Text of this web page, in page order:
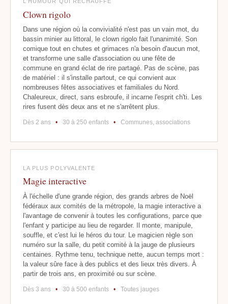
Clown rigolo
Dans une région où la convivialité n'est pas un vain mot, du
bassin minier au littoral, le clown rigolo fait l'unanimité. Son
comique tout en chutes et grimaces n'a besoin d'aucun mot,
et transforme une salle d'association ou une fête de
commune en grand éclat de rire partagé. Pas de scène, pas
de matériel : il s'installe partout, ce qui convient aux
nombreuses fêtes associatives et familiales du Nord.
Chaleureux, direct, sans esbroufe, il incarne l'esprit ch'ti. Les
rires fusent dès deux ans et ne s'arrêtent plus.
Dès 2 ans • 30 à 250 enfants • Communes, associations
LA PLUS POLYVALENTE
Magie interactive
À l'échelle d'une grande région, des grands arbres de Noël
fédéraux aux comités de la métropole, la magie interactive a
l'avantage de convenir à toutes les configurations, parce que
l'enfant y participe au lieu de regarder. Il monte, manipule,
souffle, et c'est lui le héros du tour. Le magicien règle son
numéro sur la salle, du petit comité à la jauge de plusieurs
centaines. Rythme tenu, technique nette, aucun temps mort :
la valeur sûre face à des publics et des lieux très divers. À
partir de trois ans, en proximité ou sur scène.
Dès 3 ans • 30 à 500 enfants • Toutes jauges